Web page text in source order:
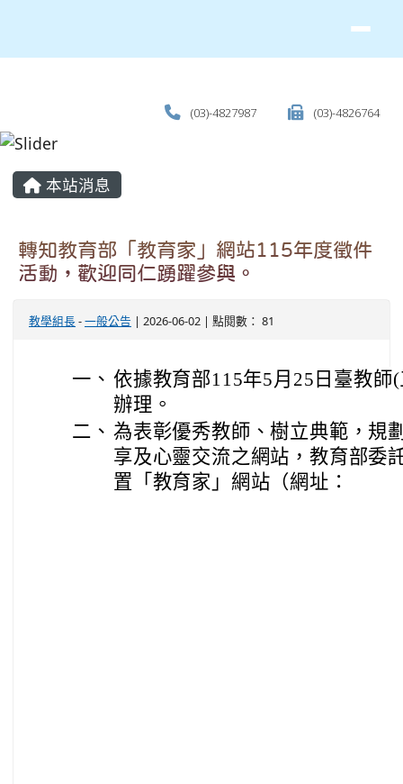
(03)-4827987 (03)-4826764
主內容區域
本站消息
轉知教育部「教育家」網站115年度徵件
活動，歡迎同仁踴躍參與。
教學組長-一般公告 | 2026-06-02 | 點閱數： 81
一、 依據教育部115年5月25日臺教師
辦理。
二、 為表彰優秀教師、樹立典範，規
享及心靈交流之網站，教育部委
置「教育家」網站（網址：